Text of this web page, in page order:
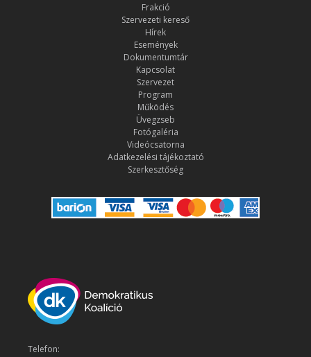
Frakció
Szervezeti kereső
Hírek
Események
Dokumentumtár
Kapcsolat
Szervezet
Program
Működés
Üvegzseb
Fotógaléria
Videócsatorna
Adatkezelési tájékoztató
Szerkesztőség
Telefon: